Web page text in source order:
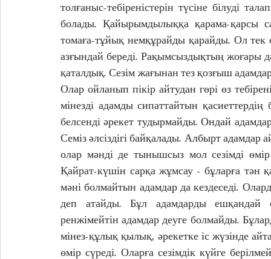
толғаныс-тебіреністерін түсіне білуді
болады. Қайырымдылыққа қарама-қарсы
томаға-тұйық немқұрайды қарайды. Ол тек
азғындай береді. Рақымсыздықтың жоғары
қаталдық. Сезім жағынан тез қозғыш адамдар,
Олар ойланып пікір айтудан гөрі өз
мінезді адамды сипаттайтын қасиеттердің
белсенді әрекет тудырмайды. Ондай
Семіз әлсіздігі байқалады. Албырт адамдар
олар мәнді де тынышсыз мол сезімді
Қайрат-күшін сарқа жұмсау - бұларға тән
мәні болмайтын адамдар да кездеседі.
деп атайды. Бұл адамдарды ешқандай
ренжімейтін адамдар деуге болмайды.
мінез-құлық қылық, әрекетке іс жүзінде
өмір сүреді. Оларға сезімдік күйге